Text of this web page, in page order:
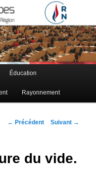
Alpes
– Rhône-Alpes
Éducation
Rayonnement
Navigation des articles
← Précédent Suivant →
du vide.